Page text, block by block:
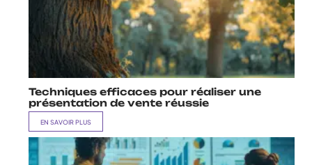
Techniques efficaces pour réaliser une
présentation de vente réussie
EN SAVOIR PLUS